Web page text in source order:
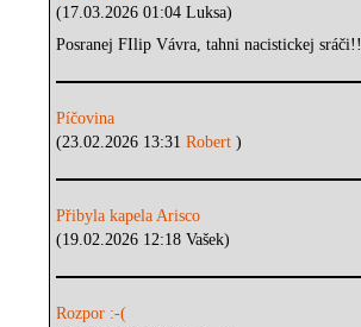
(17.03.2026 01:04 Luksa)
Posranej FIlip Vávra, tahni nacistickej sráči!!
Píčovina
(23.02.2026 13:31Robert)
Přibyla kapela Arisco
(19.02.2026 12:18 Vašek)
Rozpor :-(